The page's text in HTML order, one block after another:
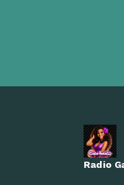
Radio